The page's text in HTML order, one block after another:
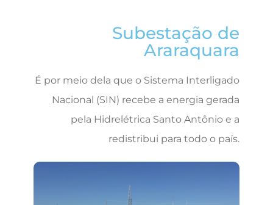
Subestação de
Araraquara
É por meio dela que o Sistema Interligado
Nacional (SIN) recebe a energia gerada
pela Hidrelétrica Santo Antônio e a
redistribui para todo o país.